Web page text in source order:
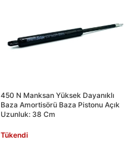
450 N Manksan Yüksek Dayanıklı
Baza Amortisörü Baza Pistonu Açık
Uzunluk: 38 Cm
Tükendi